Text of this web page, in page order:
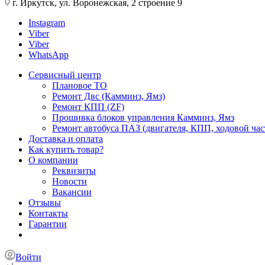
г. Иркутск, ул. Воронежская, 2 строение 9
Instagram
Viber
Viber
WhatsApp
Сервисный центр
Плановое ТО
Ремонт Двс (Камминз, Ямз)
Ремонт КПП (ZF)
Прошивка блоков управления Камминз, Ямз
Ремонт автобуса ПАЗ (двигателя, КПП, ходовой
Доставка и оплата
Как купить товар?
О компании
Реквизиты
Новости
Вакансии
Отзывы
Контакты
Гарантии
Войти